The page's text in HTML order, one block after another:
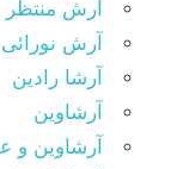
آرش منتظر
آرش نورائی
آرشا رادین
آرشاوین
آرشاوین و